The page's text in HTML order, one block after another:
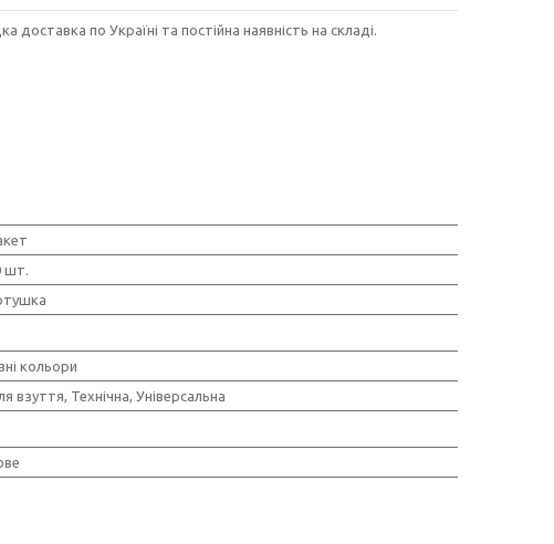
по Україні та постійна наявність на складі.
шт.
кольори
взуття, Технічна, Універсальна